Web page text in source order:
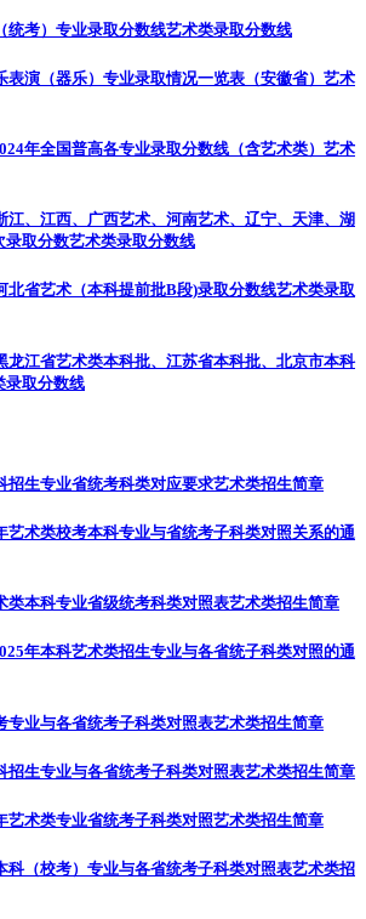
统考）专业录取分数线艺术类录取分数线
演（器乐）专业录取情况一览表（安徽省） 艺术
年全国普高各专业录取分数线（含艺术类） 艺术
江、江西、广西艺术、河南艺术、辽宁、天津、湖
录取分数艺术类录取分数线
北省艺术（本科提前批B段)录取分数线艺术类录取
龙江省艺术类本科批、江苏省本科批、北京市本科
录取分数线
招生专业省统考科类对应要求艺术类招生简章
艺术类校考本科专业与省统考子科类对照关系的通
类本科专业省级统考科类对照表艺术类招生简章
年本科艺术类招生专业与各省统子科类对照的通
专业与各省统考子科类对照表艺术类招生简章
招生专业与各省统考子科类对照表艺术类招生简章
艺术类专业省统考子科类对照艺术类招生简章
科（校考）专业与各省统考子科类对照表艺术类招